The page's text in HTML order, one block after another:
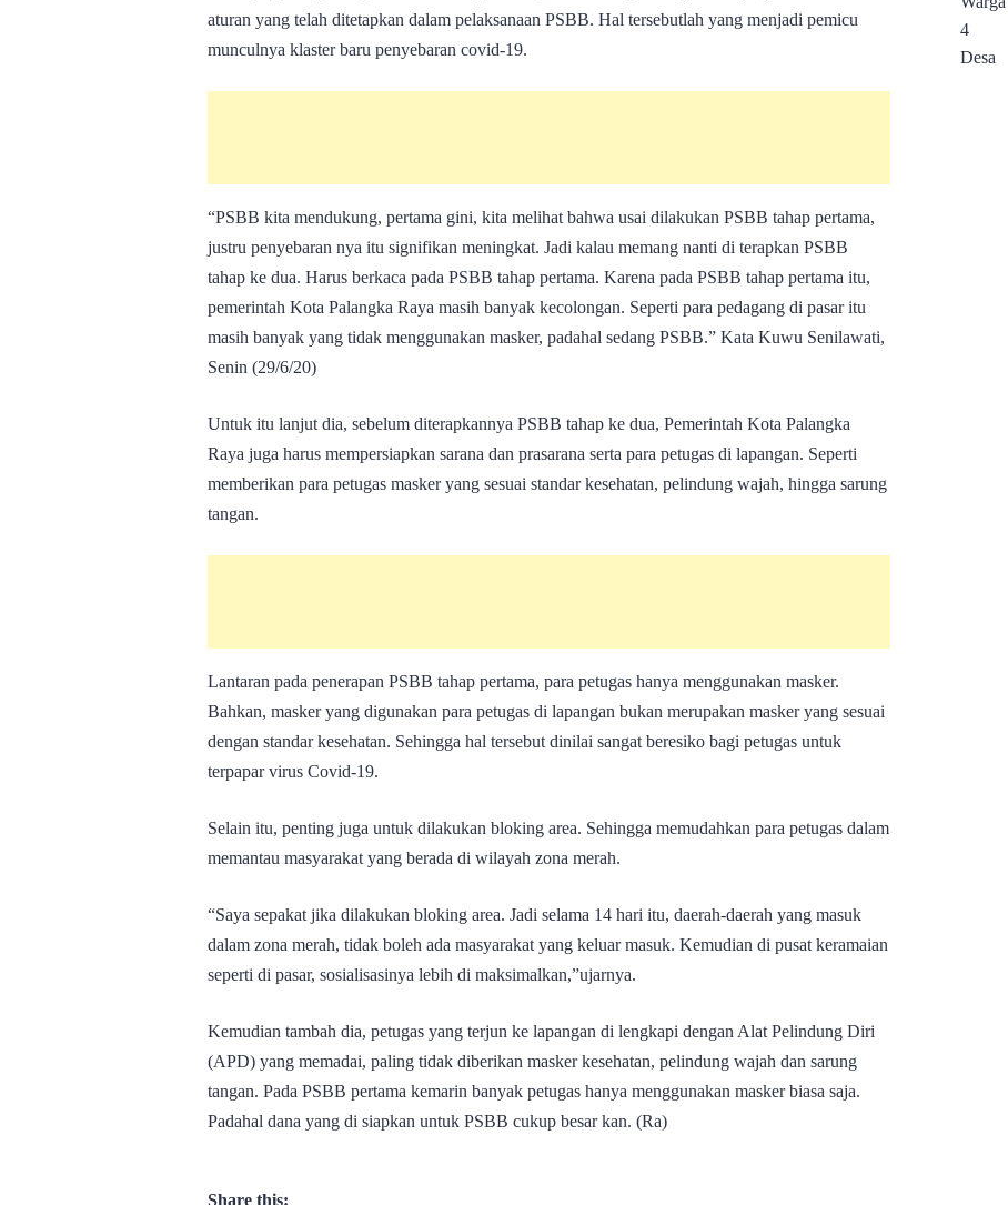
aturan yang telah ditetapkan dalam pelaksanaan PSBB. Hal tersebutlah yang menjadi pemicu
munculnya klaster baru penyebaran covid-19.
“PSBB kita mendukung, pertama gini, kita melihat bahwa usai dilakukan PSBB tahap pertama,
justru penyebaran nya itu signifikan meningkat. Jadi kalau memang nanti di terapkan PSBB
tahap ke dua. Harus berkaca pada PSBB tahap pertama. Karena pada PSBB tahap pertama itu,
pemerintah Kota Palangka Raya masih banyak kecolongan. Seperti para pedagang di pasar itu
masih banyak yang tidak menggunakan masker, padahal sedang PSBB.” Kata Kuwu Senilawati,
Senin (29/6/20)
Untuk itu lanjut dia, sebelum diterapkannya PSBB tahap ke dua, Pemerintah Kota Palangka
Raya juga harus mempersiapkan sarana dan prasarana serta para petugas di lapangan. Seperti
memberikan para petugas masker yang sesuai standar kesehatan, pelindung wajah, hingga sarung
tangan.
Lantaran pada penerapan PSBB tahap pertama, para petugas hanya menggunakan masker.
Bahkan, masker yang digunakan para petugas di lapangan bukan merupakan masker yang sesuai
dengan standar kesehatan. Sehingga hal tersebut dinilai sangat beresiko bagi petugas untuk
terpapar virus Covid-19.
Selain itu, penting juga untuk dilakukan bloking area. Sehingga memudahkan para petugas dalam
memantau masyarakat yang berada di wilayah zona merah.
“Saya sepakat jika dilakukan bloking area. Jadi selama 14 hari itu, daerah-daerah yang masuk
dalam zona merah, tidak boleh ada masyarakat yang keluar masuk. Kemudian di pusat keramaian
seperti di pasar, sosialisasinya lebih di maksimalkan,”ujarnya.
Kemudian tambah dia, petugas yang terjun ke lapangan di lengkapi dengan Alat Pelindung Diri
(APD) yang memadai, paling tidak diberikan masker kesehatan, pelindung wajah dan sarung
tangan. Pada PSBB pertama kemarin banyak petugas hanya menggunakan masker biasa saja.
Padahal dana yang di siapkan untuk PSBB cukup besar kan. (Ra)
Share this: